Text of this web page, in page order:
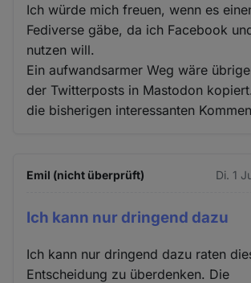
Ich würde mich freuen, wenn es
Fediverse gäbe, da ich Facebook
nutzen will.
Ein aufwandsarmer Weg wäre
der Twitterposts in Mastodon
die bisherigen interessanten
Emil (nicht überprüft) Di. 1
Ich kann nur dringend dazu
Ich kann nur dringend dazu raten
Entscheidung zu überdenken. Die